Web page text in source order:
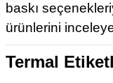
baskı
ürünlerini
Termal